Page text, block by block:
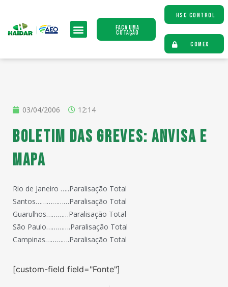
Faça uma
Cotação
HSC CONTROL
COMEX
03/04/2006 12:14
Boletim das Greves: ANVISA e
MAPA
Rio de Janeiro …..Paralisação Total
Santos………………Paralisação Total
Guarulhos…………Paralisação Total
São Paulo………….Paralisação Total
Campinas………….Paralisação Total
[custom-field field="Fonte"]